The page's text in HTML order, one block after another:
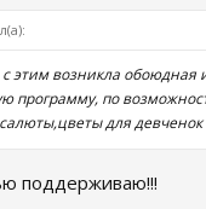
с этим возникла обоюдная
программу, по
для
поддерживаю!!!